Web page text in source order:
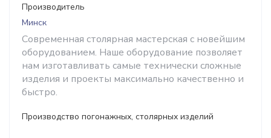
Производитель
Минск
Современная столярная мастерская с новейшим
оборудованием. Наше оборудование позволяет
нам изготавливать самые технически сложные
изделия и проекты максимально качественно и
быстро.
Производство погонажных, столярных изделий